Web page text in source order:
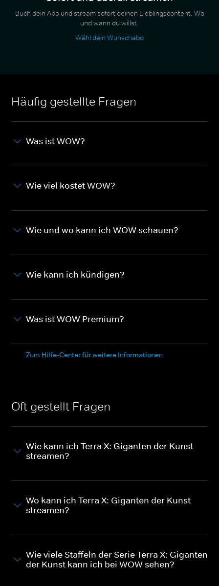
Buch dein Abo und stream sofort deinen Lieblingscontent. Wo
und wann du willst.
Wähl dein Wunschabo
Häufig gestellte Fragen
Was ist WOW?
Wie viel kostet WOW?
Wie und wo kann ich WOW schauen?
Wie kann ich kündigen?
Was ist WOW Premium?
Zum Hilfe-Center für weitere Informationen
Oft gestellt Fragen
Wie kann ich Terra X: Giganten der Kunst
streamen?
Wo kann ich Terra X: Giganten der Kunst
streamen?
Wie viele Staffeln der Serie Terra X: Giganten
der Kunst kann ich bei WOW sehen?